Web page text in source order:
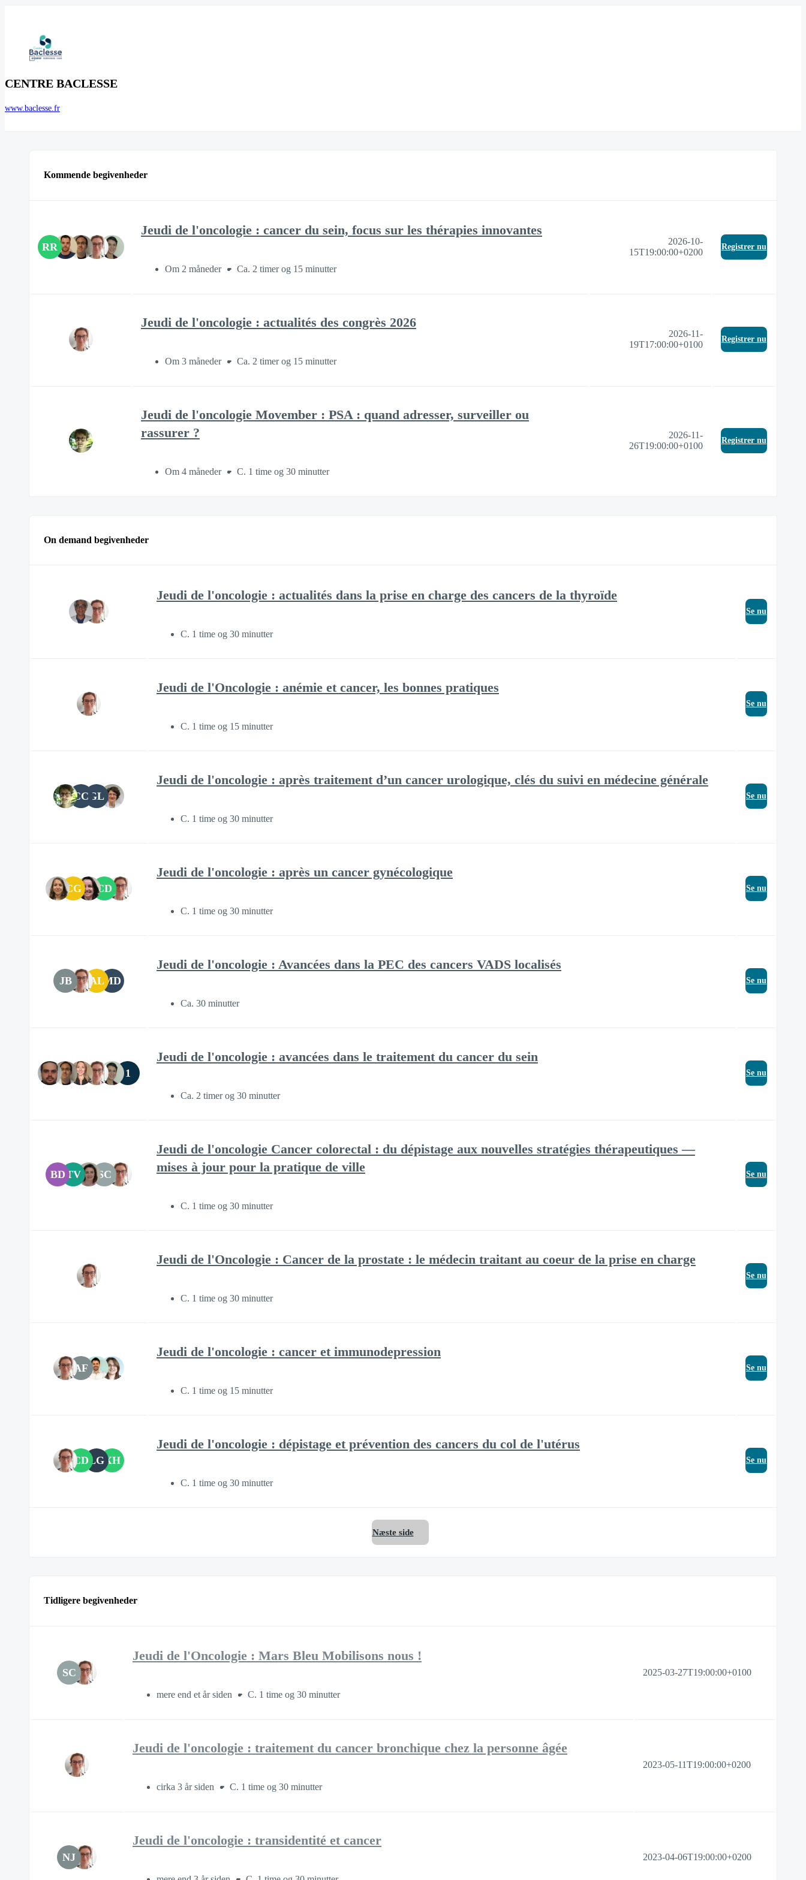
CENTRE BACLESSE
www.baclesse.fr
Kommende begivenheder
RR
Jeudi de l'oncologie : cancer du sein, focus sur les thérapies innovantes
Om 2 måneder Ca. 2 timer og 15 minutter
2026-10-
15T19:00:00+0200
Registrer nu
Jeudi de l'oncologie : actualités des congrès 2026
Om 3 måneder Ca. 2 timer og 15 minutter
2026-11-
19T17:00:00+0100
Registrer nu
Jeudi de l'oncologie Movember : PSA : quand adresser, surveiller ou
rassurer ?
Om 4 måneder C. 1 time og 30 minutter
2026-11-
26T19:00:00+0100
Registrer nu
On demand begivenheder
Jeudi de l'oncologie : actualités dans la prise en charge des cancers de la thyroïde
C. 1 time og 30 minutter
Se nu
Jeudi de l'Oncologie : anémie et cancer, les bonnes pratiques
C. 1 time og 15 minutter
Se nu
CC GL
Jeudi de l'oncologie : après traitement d’un cancer urologique, clés du suivi en médecine générale
C. 1 time og 30 minutter
Se nu
CG CD
Jeudi de l'oncologie : après un cancer gynécologique
C. 1 time og 30 minutter
Se nu
JB ALMD
Jeudi de l'oncologie : Avancées dans la PEC des cancers VADS localisés
Ca. 30 minutter
Se nu
1
Jeudi de l'oncologie : avancées dans le traitement du cancer du sein
Ca. 2 timer og 30 minutter
Se nu
BD TV SC
Jeudi de l'oncologie Cancer colorectal : du dépistage aux nouvelles stratégies thérapeutiques —
mises à jour pour la pratique de ville
C. 1 time og 30 minutter
Se nu
Jeudi de l'Oncologie : Cancer de la prostate : le médecin traitant au coeur de la prise en charge
C. 1 time og 30 minutter
Se nu
AF
Jeudi de l'oncologie : cancer et immunodepression
C. 1 time og 15 minutter
Se nu
CD LGXH
Jeudi de l'oncologie : dépistage et prévention des cancers du col de l'utérus
C. 1 time og 30 minutter
Se nu
Næste side
Tidligere begivenheder
SC
Jeudi de l'Oncologie : Mars Bleu Mobilisons nous !
mere end et år siden C. 1 time og 30 minutter
2025-03-27T19:00:00+0100
Jeudi de l'oncologie : traitement du cancer bronchique chez la personne âgée
cirka 3 år siden C. 1 time og 30 minutter
2023-05-11T19:00:00+0200
NJ
Jeudi de l'oncologie : transidentité et cancer
2023-04-06T19:00:00+0200